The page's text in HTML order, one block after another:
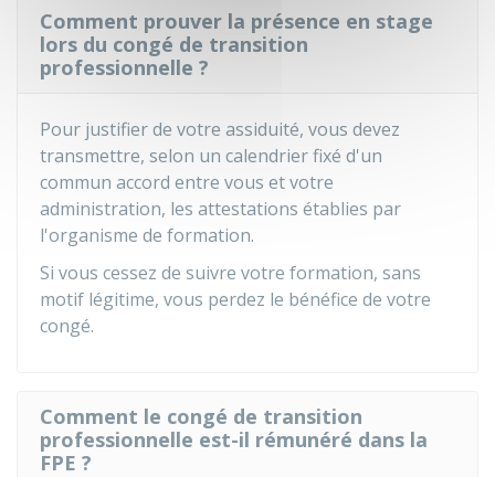
Comment prouver la présence en stage
lors du congé de transition
professionnelle ?
Pour justifier de votre assiduité, vous devez
transmettre, selon un calendrier fixé d'un
commun accord entre vous et votre
administration, les attestations établies par
l'organisme de formation.
Si vous cessez de suivre votre formation, sans
motif légitime, vous perdez le bénéfice de votre
congé.
Comment le congé de transition
professionnelle est-il rémunéré dans la
FPE ?